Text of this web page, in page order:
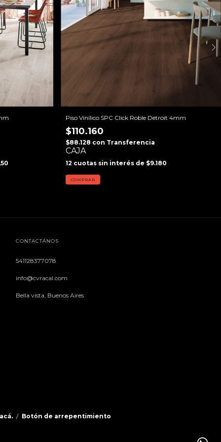
Piso Vinílico SPC Click Roble Detroit 4mm
$110.160
$88.128 con Transferencia
CAJA
12 cuotas sin interés de $9.180
COMPRAR
CONTACTÁNOS
541128377078
info@cvracal.com
Bella vista, Buenos Aires
/ Botón de arrepentimiento